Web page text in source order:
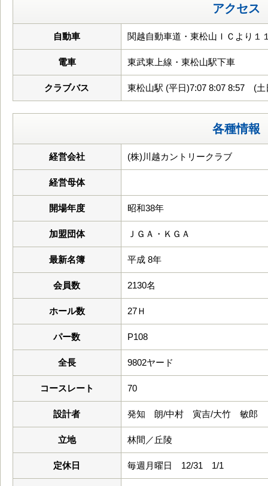
アクセス
自動車 関越自動車道・東松山ＩＣより１
電車 東武東上線・東松山駅下車
クラブバス 東松山駅 (平日)7:07 8:07 8:57 (土
各種情報
経営会社 (株)川越カントリークラブ
経営母体
開場年度 昭和38年
加盟団体 ＪＧＡ・ＫＧＡ
最新名簿 平成 8年
会員数 2130名
ホール数 27Ｈ
パー数 P108
全長 9802ヤード
コースレート 70
設計者 発知 朗/中村 寅吉/大竹 敏郎
立地 林間／丘陵
定休日 毎週月曜日 12/31 1/1